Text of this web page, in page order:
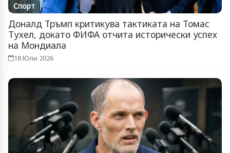
Спорт
Доналд Тръмп критикува тактиката на Томас
Тухел, докато ФИФА отчита исторически успех
на Мондиала
18 Юли 2026